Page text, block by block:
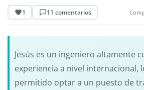
1 11 comentarios
Jesús es un ingeniero altamente
experiencia a nivel internacional,
permitido optar a un puesto de